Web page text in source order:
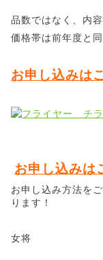
品数ではなく、内
価格帯は前年度と
お申し込みは
お申し込みは
お申し込み方法を
ります！
女将